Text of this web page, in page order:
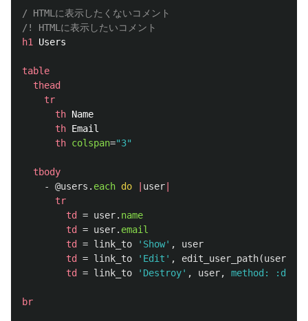
/ HTMLに表示したくないコメント
/! HTMLに表示したいコメント
h1
Users
table
thead
tr
th Name
th Email
th colspan="3"
tbody
-
@users . each do user
tr
td
= user. name
td
= user. email
td
= link_to 'Show' ,
user
td
= link_to 'Edit' , edit_user_path(user
td
= link_to 'Destroy' , user, method:
br